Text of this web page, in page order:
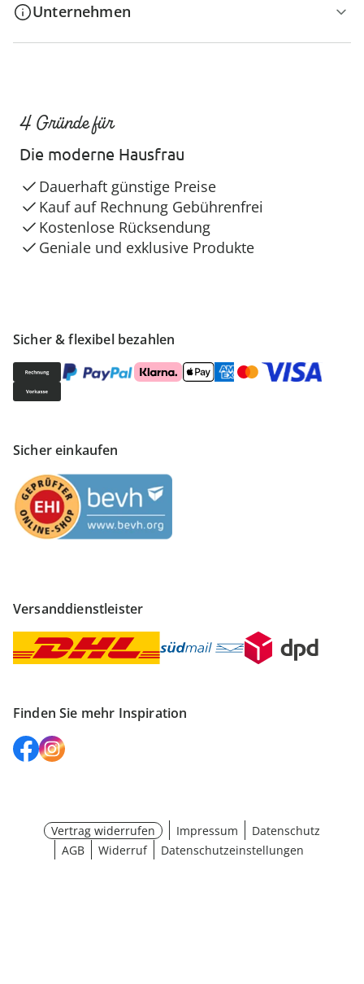
Unternehmen
Sicher & flexibel bezahlen
Sicher einkaufen
Versanddienstleister
Finden Sie mehr Inspiration
4 Gründe für
Die moderne Hausfrau
Dauerhaft günstige Preise
Kauf auf Rechnung Gebührenfrei
Kostenlose Rücksendung
Geniale und exklusive Produkte
Vertrag widerrufen Impressum
Datenschutz
AGB
Widerruf Datenschutzeinstellungen